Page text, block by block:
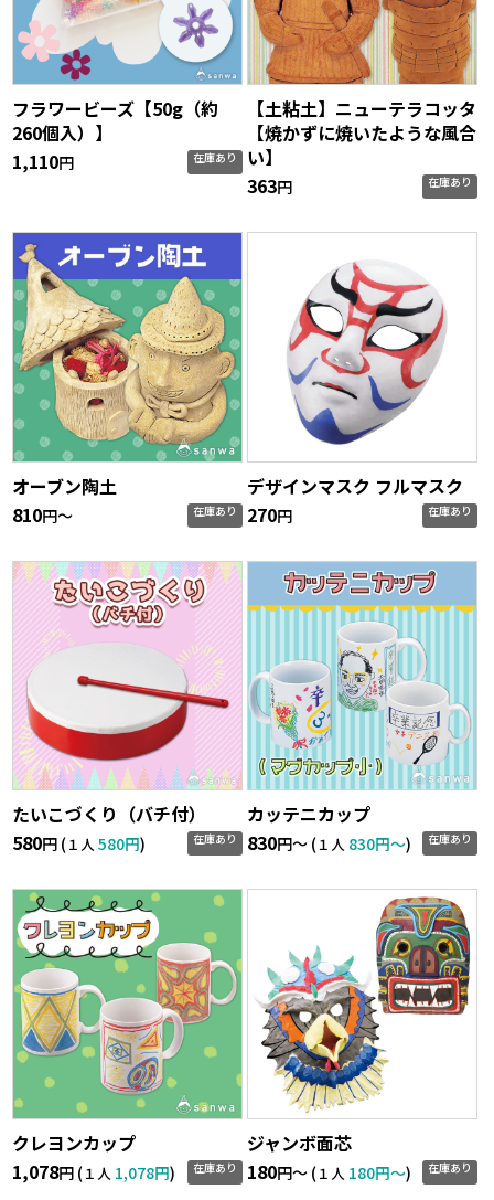
フラワービーズ【50g（約
260個入）】
1,110円 在庫あり
【土粘土】ニューテラコッタ
【焼かずに焼いたような風合
い】
363円 在庫あり
オーブン陶土
810円〜 在庫あり
デザインマスク フルマスク
270円 在庫あり
たいこづくり（バチ付）
580円 (１人580円) 在庫あり
カッテニカップ
830円〜 (１人 830円〜) 在庫あり
クレヨンカップ
1,078円 (１人 1,078円) 在庫あり
ジャンボ面芯
180円〜 (１人 180円〜) 在庫あり